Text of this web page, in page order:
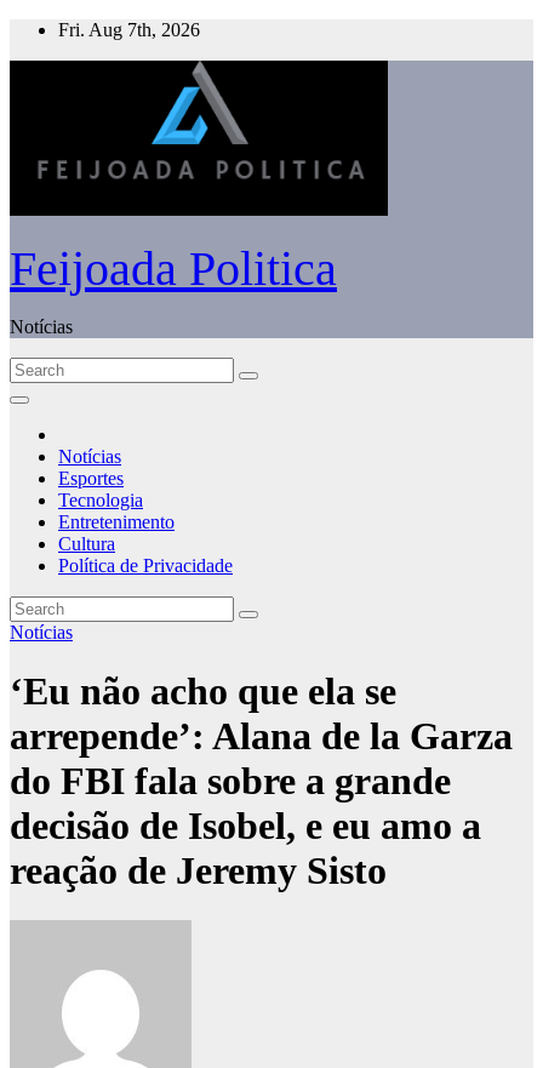
Skip
Fri. Aug 7th, 2026
Feijoada Politica
Notícias
Notícias
Esportes
Tecnologia
Entretenimento
Cultura
Política de Privacidade
Notícias
‘Eu não acho que ela se
arrepende’: Alana de la Garza
do FBI fala sobre a grande
decisão de Isobel, e eu amo a
reação de Jeremy Sisto